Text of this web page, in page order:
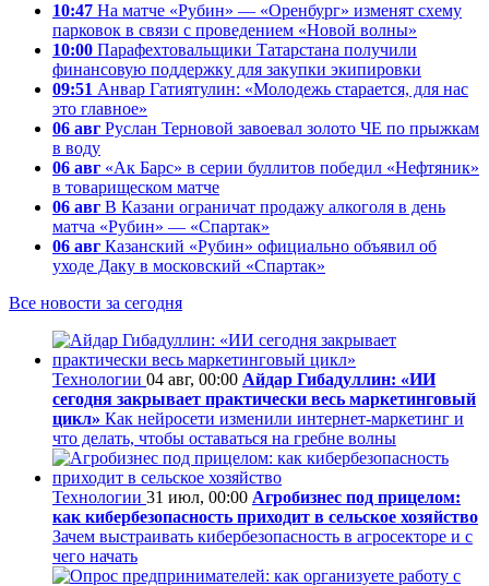
10:47 На матче «Рубин» — «Оренбург» изменят схему
парковок в связи с проведением «Новой волны»
10:00 Парафехтовальщики Татарстана получили
финансовую поддержку для закупки экипировки
09:51 Анвар Гатиятулин: «Молодежь старается, для нас
это главное»
06 авг Руслан Терновой завоевал золото ЧЕ по прыжкам
в воду
06 авг «Ак Барс» в серии буллитов победил «Нефтяник»
в товарищеском матче
06 авг В Казани ограничат продажу алкоголя в день
матча «Рубин» — «Спартак»
06 авг Казанский «Рубин» официально объявил об
уходе Даку в московский «Спартак»
Все новости за сегодня
Технологии 04 авг, 00:00 Айдар Гибадуллин: «ИИ
сегодня закрывает практически весь маркетинговый
цикл» Как нейросети изменили интернет-маркетинг и
что делать, чтобы оставаться на гребне волны
Технологии 31 июл, 00:00 Агробизнес под прицелом:
как кибербезопасность приходит в сельское хозяйство
Зачем выстраивать кибербезопасность в агросекторе и с
чего начать